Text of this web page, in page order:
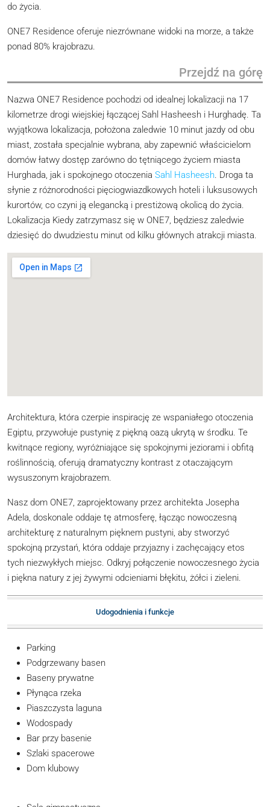
do życia.
ONE7 Residence oferuje niezrównane widoki na morze, a także
ponad 80% krajobrazu.
Przejdź na górę
Nazwa ONE7 Residence pochodzi od idealnej lokalizacji na 17
kilometrze drogi wiejskiej łączącej Sahl Hasheesh i Hurghadę. Ta
wyjątkowa lokalizacja, położona zaledwie 10 minut jazdy od obu
miast, została specjalnie wybrana, aby zapewnić właścicielom
domów łatwy dostęp zarówno do tętniącego życiem miasta
Hurghada, jak i spokojnego otoczenia Sahl Hasheesh . Droga ta
słynie z różnorodności pięciogwiazdkowych hoteli i luksusowych
kurortów, co czyni ją elegancką i prestiżową okolicą do życia.
Lokalizacja Kiedy zatrzymasz się w ONE7, będziesz zaledwie
dziesięć do dwudziestu minut od kilku głównych atrakcji miasta.
Architektura, która czerpie inspirację ze wspaniałego otoczenia
Egiptu, przywołuje pustynię z piękną oazą ukrytą w środku. Te
kwitnące regiony, wyróżniające się spokojnymi jeziorami i obfitą
roślinnością, oferują dramatyczny kontrast z otaczającym
wysuszonym krajobrazem.
Nasz dom ONE7, zaprojektowany przez architekta Josepha
Adela, doskonale oddaje tę atmosferę, łącząc nowoczesną
architekturę z naturalnym pięknem pustyni, aby stworzyć
spokojną przystań, która oddaje przyjazny i zachęcający etos
tych niezwykłych miejsc. Odkryj połączenie nowoczesnego życia
i piękna natury z jej żywymi odcieniami błękitu, żółci i zieleni.
Udogodnienia i funkcje
Parking
Podgrzewany basen
Baseny prywatne
Płynąca rzeka
Piaszczysta laguna
Wodospady
Bar przy basenie
Szlaki spacerowe
Dom klubowy